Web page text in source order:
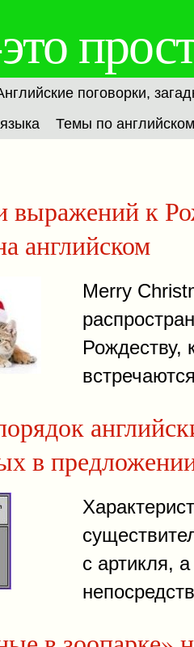
поговорки,
Темы по
выражений к
английском
Merry
Рождеству,
в
с артикля,